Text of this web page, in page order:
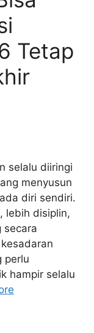
Tetap
selalu diiringi
menyusun
diri sendiri.
lebih disiplin,
secara
perlu
hampir selalu